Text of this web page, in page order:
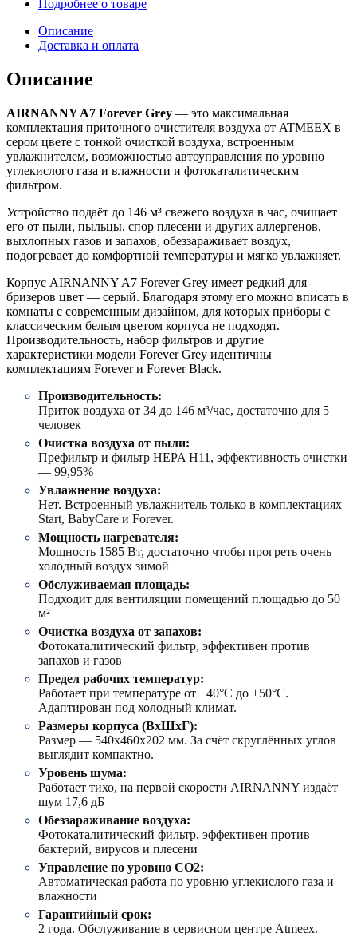
Подробнее о товаре
Описание
Доставка и оплата
Описание
AIRNANNY A7 Forever Grey — это максимальная
комплектация приточного очистителя воздуха от ATMEEX в
сером цвете с тонкой очисткой воздуха, встроенным
увлажнителем, возможностью автоуправления по уровню
углекислого газа и влажности и фотокаталитическим
фильтром.
Устройство подаёт до 146 м³ свежего воздуха в час, очищает
его от пыли, пыльцы, спор плесени и других аллергенов,
выхлопных газов и запахов, обеззараживает воздух,
подогревает до комфортной температуры и мягко увлажняет.
Корпус AIRNANNY A7 Forever Grey имеет редкий для
бризеров цвет — серый. Благодаря этому его можно вписать в
комнаты с современным дизайном, для которых приборы с
классическим белым цветом корпуса не подходят.
Производительность, набор фильтров и другие
характеристики модели Forever Grey идентичны
комплектациям Forever и Forever Black.
Производительность:
Приток воздуха от 34 до 146 м³/час, достаточно для 5
человек
Очистка воздуха от пыли:
Префильтр и фильтр HEPA H11, эффективность очистки
— 99,95%
Увлажнение воздуха:
Нет. Встроенный увлажнитель только в комплектациях
Start, BabyCare и Forever.
Мощность нагревателя:
Мощность 1585 Вт, достаточно чтобы прогреть очень
холодный воздух зимой
Обслуживаемая площадь:
Подходит для вентиляции помещений площадью до 50
м²
Очистка воздуха от запахов:
Фотокаталитический фильтр, эффективен против
запахов и газов
Предел рабочих температур:
Работает при температуре от −40°C до +50°C.
Адаптирован под холодный климат.
Размеры корпуса (ВxШxГ):
Размер — 540х460х202 мм. За счёт скруглённых углов
выглядит компактно.
Уровень шума:
Работает тихо, на первой скорости AIRNANNY издаёт
шум 17,6 дБ
Обеззараживание воздуха:
Фотокаталитический фильтр, эффективен против
бактерий, вирусов и плесени
Управление по уровню СО2:
Автоматическая работа по уровню углекислого газа и
влажности
Гарантийный срок:
2 года. Обслуживание в сервисном центре Atmeex.